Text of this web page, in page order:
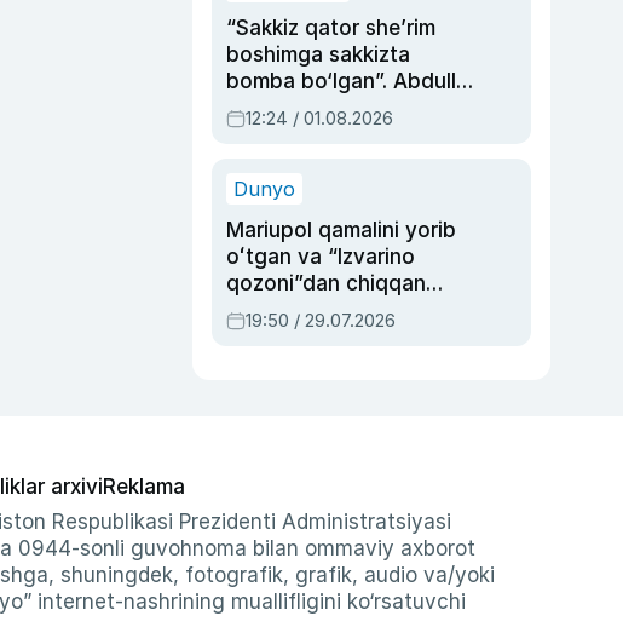
“Sakkiz qator she’rim
boshimga sakkizta
bomba bo‘lgan”. Abdulla
Oripovni siyosiy
ayblovlardan asrab
12:24 / 01.08.2026
Dunyo
Mariupol qamalini yorib
oʻtgan va “Izvarino
qozoni”dan chiqqan
qahramon — Ukraina
armiyasi bosh
19:50 / 29.07.2026
arxiviReklama
Respublikasi Prezidenti Administratsiyasi
0944-sonli guvohnoma bilan ommaviy axborot
shuningdek, fotografik, grafik, audio va/yoki
internet-nashrining muallifligini ko‘rsatuvchi